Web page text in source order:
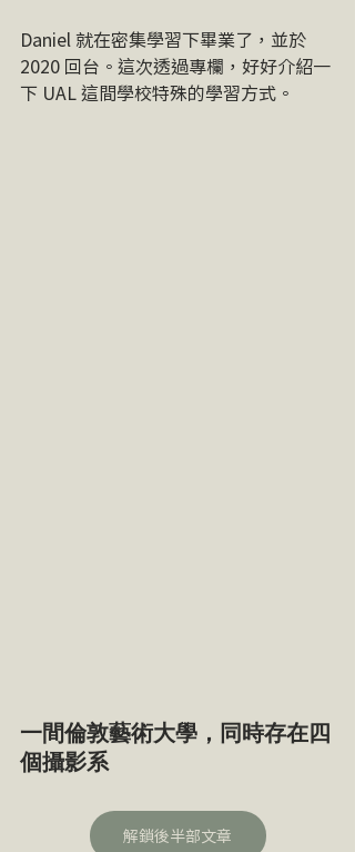
Daniel 就在密集學習下畢業了，並於
2020 回台。這次透過專欄，好好介紹一
下 UAL 這間學校特殊的學習方式。
一間倫敦藝術大學，同時存在四
個攝影系
解鎖後半部文章